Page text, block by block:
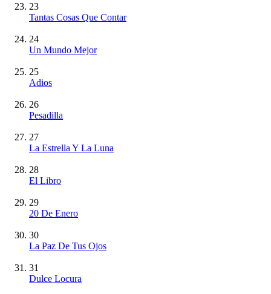
23
Tantas Cosas Que Contar
24
Un Mundo Mejor
25
Adios
26
Pesadilla
27
La Estrella Y La Luna
28
El Libro
29
20 De Enero
30
La Paz De Tus Ojos
31
Dulce Locura